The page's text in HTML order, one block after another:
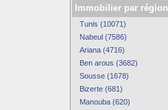
Immobilier par région
Tunis (10071)
Nabeul (7586)
Ariana (4716)
Ben arous (3682)
Sousse (1678)
Bizerte (681)
Manouba (620)